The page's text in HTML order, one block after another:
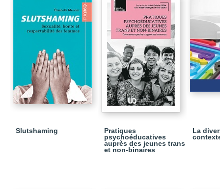
Slutshaming
Pratiques
psychoéducatives
auprès des jeunes trans
et non-binaires
La